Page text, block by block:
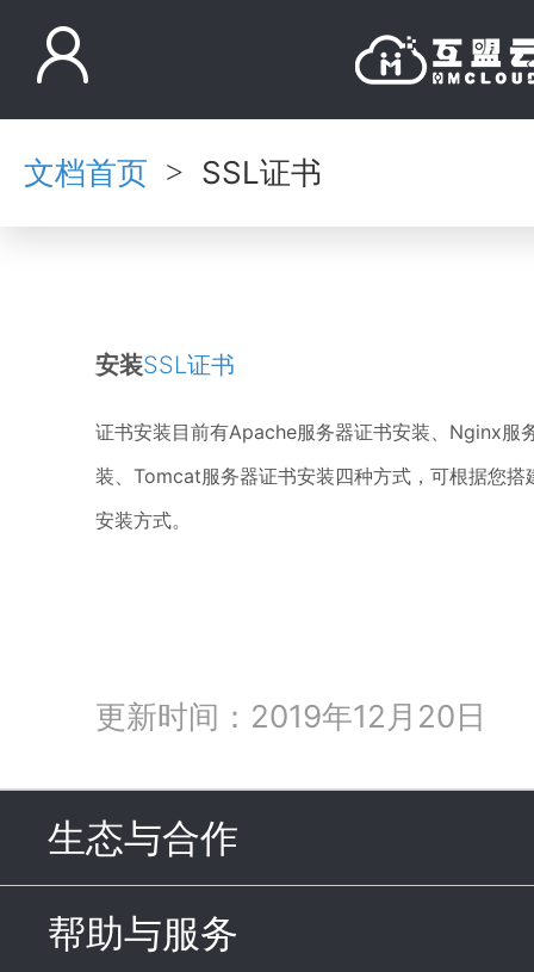
文档首页 > SSL证书
安装SSL证书
证书安装目前有Apache服务器证书安装、Nginx服
装、Tomcat服务器证书安装四种方式，可根据您
安装方式。
更新时间：2019年12月20日
生态与合作
帮助与服务